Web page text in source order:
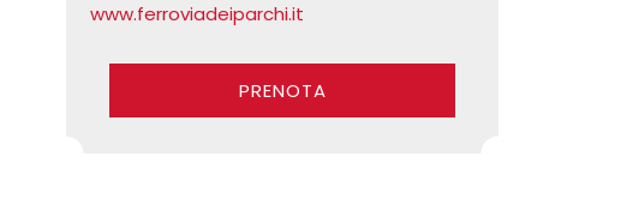
www.ferroviadeiparchi.it
PRENOTA